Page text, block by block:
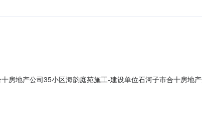
房地产公司35小区海韵庭苑施工-建设单位石河子市合十房地
203日历天建造师姓名郑伟萍注册级别建筑工程一级注册证书